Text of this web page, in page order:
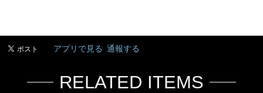
アプリで見る 通報する
RELATED ITEMS